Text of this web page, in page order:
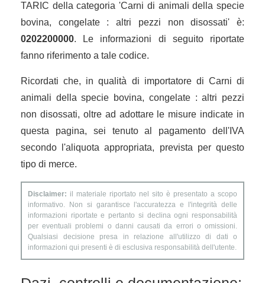
TARIC della categoria 'Carni di animali della specie
bovina, congelate : altri pezzi non disossati' è:
0202200000. Le informazioni di seguito riportate
fanno riferimento a tale codice.
Ricordati che, in qualità di importatore di Carni di
animali della specie bovina, congelate : altri pezzi
non disossati, oltre ad adottare le misure indicate in
questa pagina, sei tenuto al pagamento dell'IVA
secondo l'aliquota appropriata, prevista per questo
tipo di merce.
Disclaimer: il materiale riportato nel sito è presentato a scopo
informativo. Non si garantisce l'accuratezza e l'integrità delle
informazioni riportate e pertanto si declina ogni responsabilità
per eventuali problemi o danni causati da errori o omissioni.
Qualsiasi decisione presa in relazione all'utilizzo di dati o
informazioni qui presenti è di esclusiva responsabilità dell'utente.